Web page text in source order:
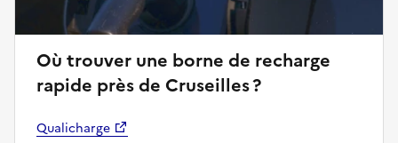
Où trouver une borne de recharge
rapide près de Cruseilles ?
Qualicharge